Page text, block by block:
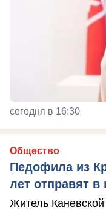
сегодня в 16:30
Общество
Педофила из
лет отправят
Житель